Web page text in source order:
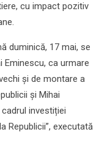
cu impact pozitiv
duminică, 17 mai, se
Eminescu, ca urmare
și de montare a
și Mihai
investiției
Republicii”, executată